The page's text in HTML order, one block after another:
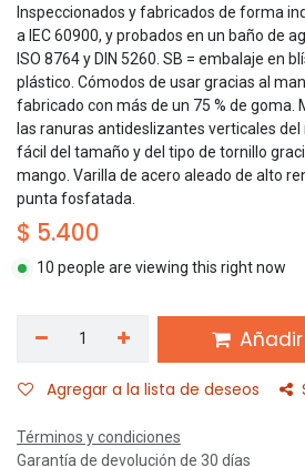
Inspeccionados y fabricados de forma
a IEC 60900, y probados en un baño de
ISO 8764 y DIN 5260. SB = embalaje en
plástico. Cómodos de usar gracias al
fabricado con más de un 75 % de goma.
las ranuras antideslizantes verticales
fácil del tamaño y del tipo de tornillo
mango. Varilla de acero aleado de alto
punta fosfatada.
$ 5.400
10 people are viewing this right now
Agregar a la lista de deseos
Términos y condiciones
Garantía de devolución de 30 días